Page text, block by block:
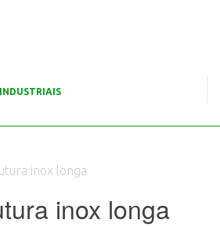
inox longa
inox longa